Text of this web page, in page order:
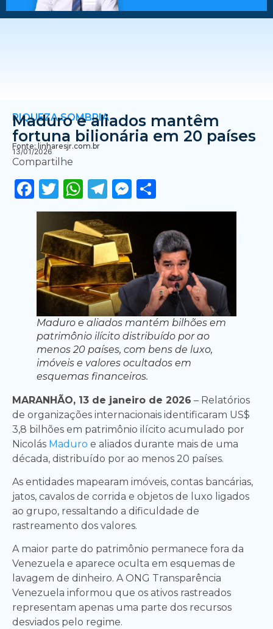
RIQUEZA SOMBRIA
Maduro e aliados mantêm
fortuna bilionária em 20 países
Fonte: linharesjr.com.br
13/01/2026
Compartilhe
Facebook
Twitter
WhatsApp
Telegram
Messenger
Maduro e aliados mantém bilhões em
patrimônio ilícito distribuído por ao
menos 20 países, com bens de luxo,
imóveis e valores ocultados em
esquemas financeiros.
MARANHÃO, 13 de janeiro de 2026 – Relatórios
de organizações internacionais identificaram US$
3,8 bilhões em patrimônio ilícito acumulado por
Nicolás Maduro e aliados durante mais de uma
década, distribuído por ao menos 20 países.
As entidades mapearam imóveis, contas bancárias,
jatos, cavalos de corrida e objetos de luxo ligados
ao grupo, ressaltando a dificuldade de
rastreamento dos valores.
A maior parte do patrimônio permanece fora da
Venezuela e aparece oculta em esquemas de
lavagem de dinheiro. A ONG Transparência
Venezuela informou que os ativos rastreados
representam apenas uma parte dos recursos
desviados pelo regime.